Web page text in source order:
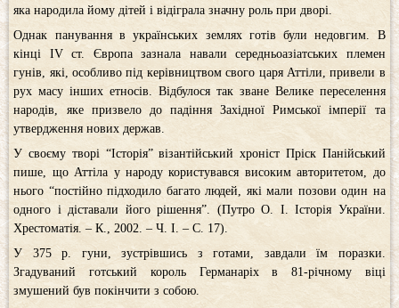
яка народила йому дітей і відіграла значну роль при дворі.
Однак панування в українських землях готів були недовгим. В
кінці IV ст. Європа зазнала навали середньоазіатських племен
гунів, які, особливо під керівництвом свого царя Аттіли, привели в
рух масу інших етносів. Відбулося так зване Велике переселення
народів, яке призвело до падіння Західної Римської імперії та
утвердження нових держав.
У своєму творі “Історія” візантійський хроніст Пріск Панійський
пише, що Аттіла у народу користувався високим авторитетом, до
нього “постійно підходило багато людей, які мали позови один на
одного і діставали його рішення”. (Путро О. І. Історія України.
Хрестоматія. – К., 2002. – Ч. І. – С. 17).
У 375 р. гуни, зустрівшись з готами, завдали їм поразки.
Згадуваний готський король Германаріх в 81-річному віці
змушений був покінчити з собою.